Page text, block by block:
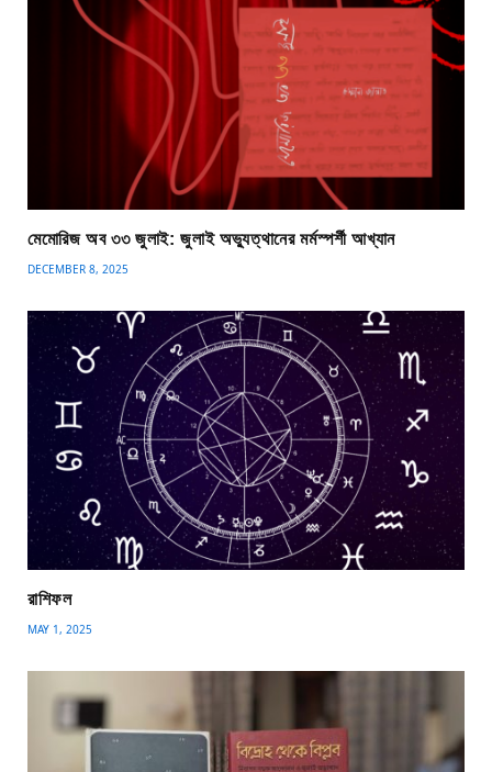
মেমোরিজ অব ৩৩ জুলাই: জুলাই অভ্যুত্থানের মর্মস্পর্শী আখ্যান
DECEMBER 8, 2025
রাশিফল
MAY 1, 2025